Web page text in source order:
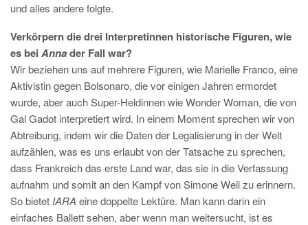
und alles andere folgte.
Verkörpern die drei Interpretinnen historische Figuren, wie
es bei Annader Fall war?
Wir beziehen uns auf mehrere Figuren, wie Marielle Franco, eine
Aktivistin gegen Bolsonaro, die vor einigen Jahren ermordet
wurde, aber auch Super-Heldinnen wie Wonder Woman, die von
Gal Gadot interpretiert wird. In einem Moment sprechen wir von
Abtreibung, indem wir die Daten der Legalisierung in der Welt
aufzählen, was es uns erlaubt von der Tatsache zu sprechen,
dass Frankreich das erste Land war, das sie in die Verfassung
aufnahm und somit an den Kampf von Simone Weil zu erinnern.
So bietet IARA eine doppelte Lektüre. Man kann darin ein
einfaches Ballett sehen, aber wenn man weitersucht, ist es